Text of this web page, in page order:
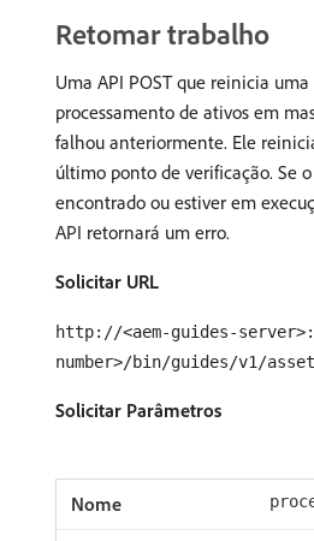
Retomar trabalho
Uma API POST que reinicia
processamento de ativos em
falhou anteriormente. Ele
último ponto de verificação. Se
encontrado ou estiver em
API retornará um erro.
Solicitar URL
http://<aem-guides-
number>/bin/guides/v1/
Solicitar Parâmetros